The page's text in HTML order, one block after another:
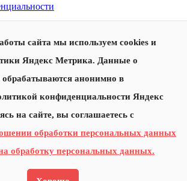
сайта мы используем cookies и
Яндекс Метрика. Данные о
анонимно в
конфиденциальности Яндекс
на сайте, вы соглашаетесь с
обработки персональных данных
обработку персональных данных.